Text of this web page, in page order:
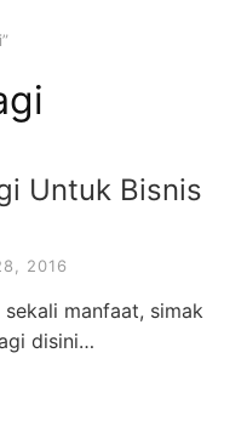
Untuk Bisnis
2016
manfaat, simak
disini…